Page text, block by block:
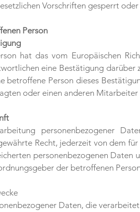
Vorschriften gesperrt
Person
hat das vom Europäischen
eine Bestätigung
betroffene Person dieses
oder einen anderen
personenbezogener
Recht, jederzeit von dem
personenbezogenen Daten
der betroffenen
Daten, die